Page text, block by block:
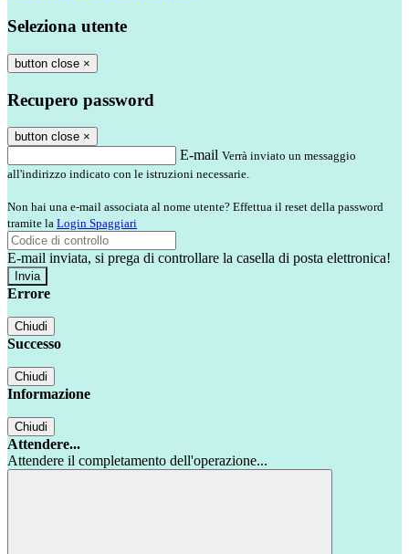
Seleziona utente
button close ×
Recupero password
button close ×
E-mail Verrà inviato un messaggio
all'indirizzo indicato con le istruzioni necessarie.
Non hai una e-mail associata al nome utente? Effettua il reset della password
tramite la Login Spaggiari
E-mail inviata, si prega di controllare la casella di posta elettronica!
Errore
Chiudi
Successo
Chiudi
Informazione
Chiudi
Attendere...
Attendere il completamento dell'operazione...